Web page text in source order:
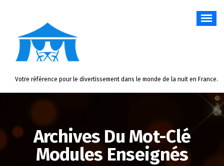
Votre référence pour le divertissement dans le monde de la nuit en France.
Archives Du Mot-Clé
Modules Enseignés